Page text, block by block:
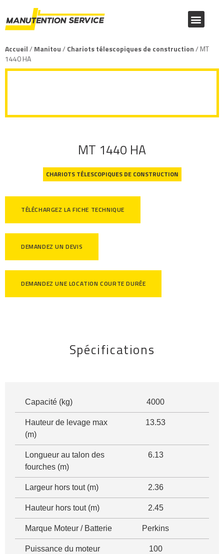
Accueil/ Manitou/ Chariots télescopiques de construction/ MT
1440 HA
MT 1440 HA
CHARIOTS TÉLESCOPIQUES DE CONSTRUCTION
TÉLÉCHARGEZ LA FICHE TECHNIQUE
DEMANDEZ UN DEVIS
DEMANDEZ UNE LOCATION COURTE DURÉE
Spécifications
Capacité (kg) 4000
Hauteur de levage max
(m)
13.53
Longueur au talon des
fourches (m)
6.13
Largeur hors tout (m) 2.36
Hauteur hors tout (m) 2.45
Marque Moteur / Batterie Perkins
Puissance du moteur
100